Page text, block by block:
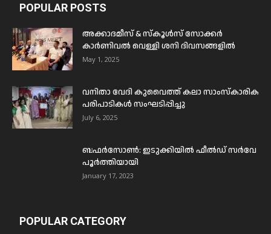
POPULAR POSTS
അക്കാദമീസ് & സ്കൂൾസ് സോക്കർ
കാർണിവൽ വെള്ളി ശനി ദിവസങ്ങളിൽ
May 1, 2025
വനിതാ വേദി കുവൈത്ത് കലാ സാംസ്കാരിക
പരിപാടികൾ സംഘടിപ്പിച്ചു
July 6, 2025
ബഫര്‍സോണ്‍: ഇടുക്കിയില്‍ ഫീല്‍ഡ് സര്‍വേ
പൂര്‍ത്തിയായി
January 17, 2023
POPULAR CATEGORY